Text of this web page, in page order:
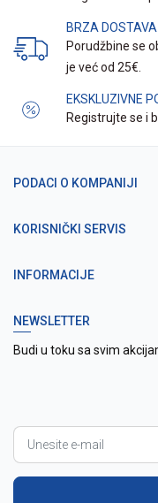
BRZA DOSTAVA
Porudžbine se
je već od 25€.
EKSKLUZIVNE
Registrujte se i
PODACI O KOMPANIJI
KORISNIČKI SERVIS
INFORMACIJE
NEWSLETTER
Budi u toku sa svim